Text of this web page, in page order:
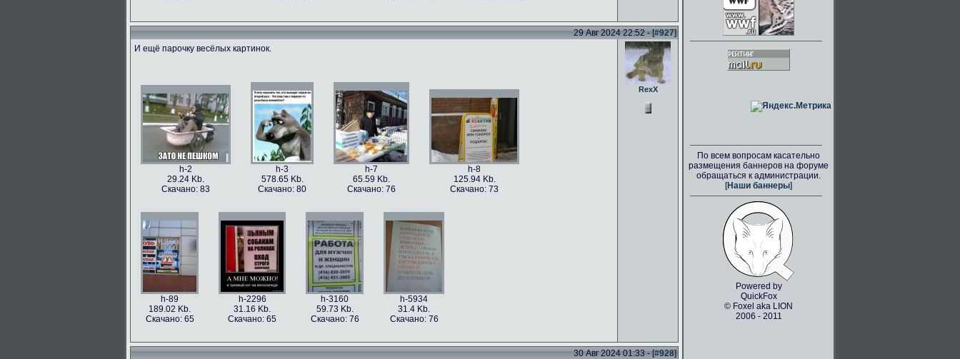
h-86973
49.56 Kb.
Скачано: 77
h-86979
106.1 Kb.
Скачано: 63
h-86978
101.5 Kb.
Скачано: 59
h-86977
79.4 Kb.
Скачано: 82
115.82 Kb.
Скачано: 70
29 Авг 2024 22:52 - [#927]
И ещё парочку весёлых картинок.
h-2
29.24 Kb.
Скачано: 83
h-3
578.65 Kb.
Скачано: 80
h-7
65.59 Kb.
Скачано: 76
h-8
125.94 Kb.
Скачано: 73
h-89
189.02 Kb.
Скачано: 65
h-2296
31.16 Kb.
Скачано: 65
h-3160
59.73 Kb.
Скачано: 76
h-5934
31.4 Kb.
Скачано: 76
RexX
30 Авг 2024 01:33 - [#928]
По всем вопросам касательно
размещения баннеров на форуме
обращаться к администрации.
[Наши баннеры]
Powered by
QuickFox
© Foxel aka LION
2006 - 2011